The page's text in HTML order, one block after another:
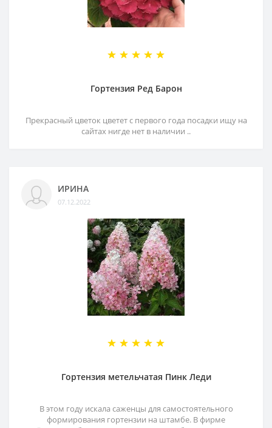
Гортензия Ред Барон
Прекрасный цветок цветет с первого года посадки ищу на
сайтах нигде нет в наличии ..
ИРИНА
07.12.2022
Гортензия метельчатая Пинк Леди
В этом году искала саженцы для самостоятельного
формирования гортензии на штамбе. В фирме